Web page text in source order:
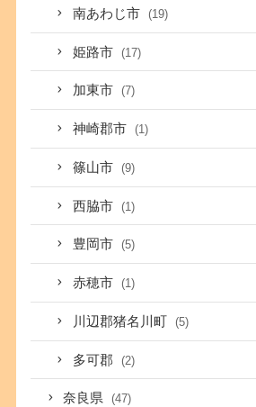
南あわじ市 (19)
姫路市 (17)
加東市 (7)
神崎郡市 (1)
篠山市 (9)
西脇市 (1)
豊岡市 (5)
赤穂市 (1)
川辺郡猪名川町 (5)
多可郡 (2)
奈良県 (47)